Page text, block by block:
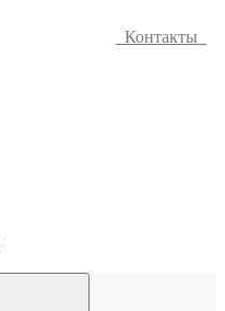
Контакты